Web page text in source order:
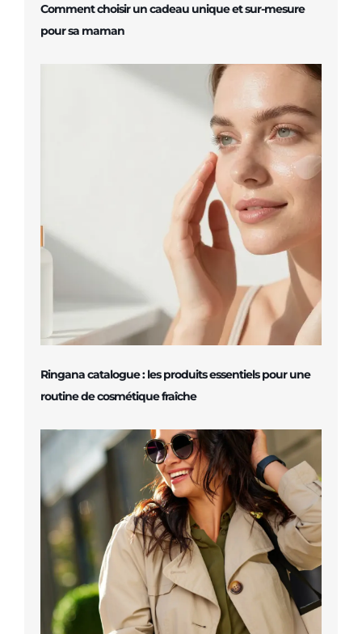
Comment choisir un cadeau unique et sur-mesure
pour sa maman
Ringana catalogue : les produits essentiels pour une
routine de cosmétique fraîche